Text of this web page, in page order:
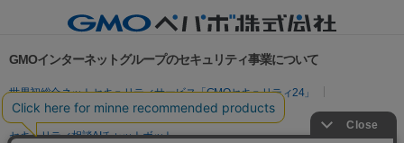
GMOインターネットグループのセキュリティ事業について
世界初総合ネットセキュリティサービス「GMOセキュリティ24」
パスワード漏洩診断
Webサイトリスク診断
セキュリティ相談AIチャットボット